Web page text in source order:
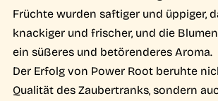
Früchte wurden saftiger und üppiger,
knackiger und frischer, und die
ein süßeres und betörenderes Aroma.
Der Erfolg von Power Root beruhte
Qualität des Zaubertranks, sondern